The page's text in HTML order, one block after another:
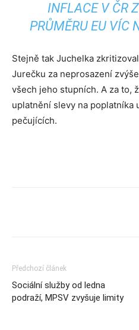
INFLACE V ČR
PRŮMĚRU EU VÍC
Stejně tak Juchelka
Jurečku za neprosazení
všech jeho stupních. A za to,
uplatnění slevy na poplatníka
pečujících.
Předchozí článek
Sociální služby od ledna
podraží, MPSV zvyšuje limity